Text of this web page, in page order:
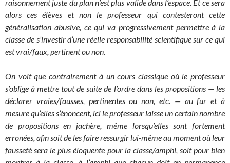
raisonnement juste du plan n’est plus valide dans l’espace. Et ce sera
alors ces élèves et non le professeur qui contesteront cette
généralisation abusive, ce qui va progressivement permettre à la
classe de s’investir d’une réelle responsabilité scientifique sur ce qui
est vrai/faux, pertinent ou non.
On voit que contrairement à un cours classique où le professeur
s’oblige à mettre tout de suite de l’ordre dans les propositions — les
déclarer vraies/fausses, pertinentes ou non, etc. — au fur et à
mesure qu’elles s’énoncent, ici le professeur laisse un certain nombre
de propositions en jachère, même lorsqu’elles sont fortement
erronées, afin soit de les faire ressurgir lui-même au moment où leur
fausseté sera le plus éloquente pour la classe/amphi, soit pour bien